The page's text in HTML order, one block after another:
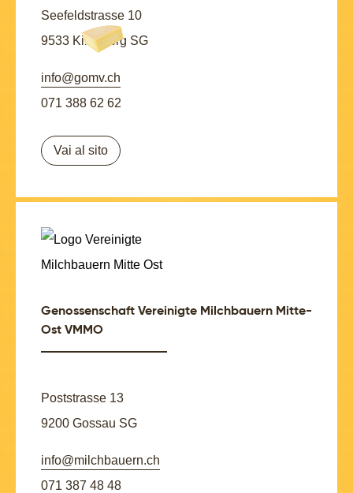
Seefeldstrasse 10
9533 Kirchberg SG
info@gomv.ch
071 388 62 62
Vai al sito
Genossenschaft Vereinigte Milchbauern Mitte-
Ost VMMO
Poststrasse 13
9200 Gossau SG
info@milchbauern.ch
071 387 48 48